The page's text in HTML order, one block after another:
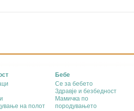
на полот
Бебе
Се за бебето
Здравје и безбедност
Мамичка по
породувањето